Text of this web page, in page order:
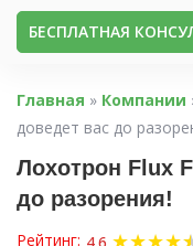
БЕСПЛАТНАЯ
Главная » Компании
доведет вас до
Лохотрон Flux
до разорения!
Рейтинг: ★★★★